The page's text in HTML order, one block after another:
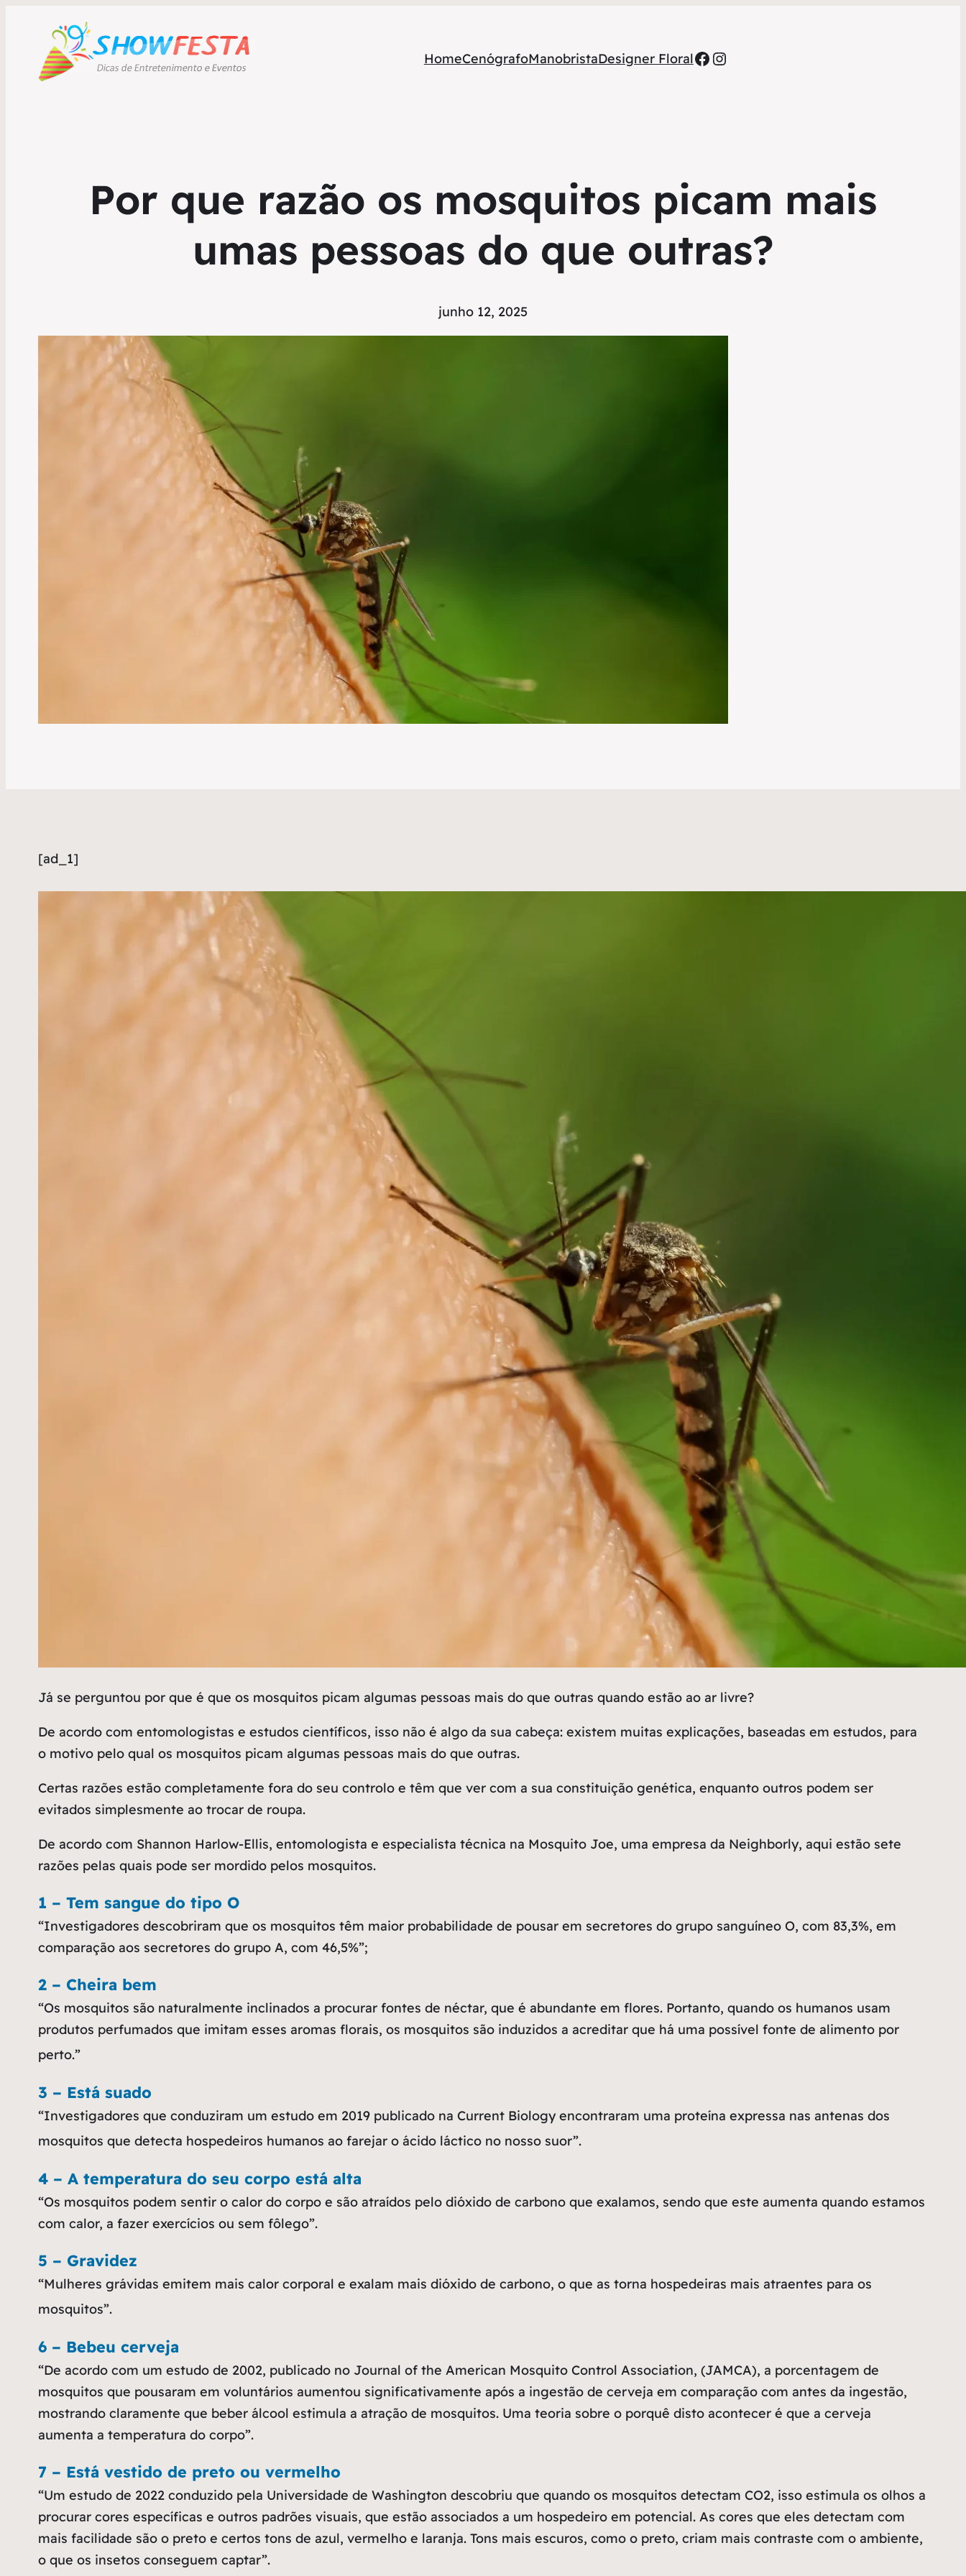
HomeCenógrafoManobristaDesigner FloralFacebook
Instagram
Por que razão os mosquitos picam mais
umas pessoas do que outras?
junho 12, 2025
[ad_1]
Já se perguntou por que é que os mosquitos picam algumas pessoas mais do que outras quando estão ao ar livre?
De acordo com entomologistas e estudos científicos, isso não é algo da sua cabeça: existem muitas explicações, baseadas em estudos, para
o motivo pelo qual os mosquitos picam algumas pessoas mais do que outras.
Certas razões estão completamente fora do seu controlo e têm que ver com a sua constituição genética, enquanto outros podem ser
evitados simplesmente ao trocar de roupa.
De acordo com Shannon Harlow-Ellis, entomologista e especialista técnica na Mosquito Joe, uma empresa da Neighborly, aqui estão sete
razões pelas quais pode ser mordido pelos mosquitos.
1 – Tem sangue do tipo O
“Investigadores descobriram que os mosquitos têm maior probabilidade de pousar em secretores do grupo sanguíneo O, com 83,3%, em
comparação aos secretores do grupo A, com 46,5%”;
2 – Cheira bem
“Os mosquitos são naturalmente inclinados a procurar fontes de néctar, que é abundante em flores. Portanto, quando os humanos usam
produtos perfumados que imitam esses aromas florais, os mosquitos são induzidos a acreditar que há uma possível fonte de alimento por
perto.”
3 – Está suado
“Investigadores que conduziram um estudo em 2019 publicado na Current Biology encontraram uma proteína expressa nas antenas dos
mosquitos que detecta hospedeiros humanos ao farejar o ácido láctico no nosso suor”.
4 – A temperatura do seu corpo está alta
“Os mosquitos podem sentir o calor do corpo e são atraídos pelo dióxido de carbono que exalamos, sendo que este aumenta quando estamos
com calor, a fazer exercícios ou sem fôlego”.
5 – Gravidez
“Mulheres grávidas emitem mais calor corporal e exalam mais dióxido de carbono, o que as torna hospedeiras mais atraentes para os
mosquitos”.
6 – Bebeu cerveja
“De acordo com um estudo de 2002, publicado no Journal of the American Mosquito Control Association, (JAMCA), a porcentagem de
mosquitos que pousaram em voluntários aumentou significativamente após a ingestão de cerveja em comparação com antes da ingestão,
mostrando claramente que beber álcool estimula a atração de mosquitos. Uma teoria sobre o porquê disto acontecer é que a cerveja
aumenta a temperatura do corpo”.
7 – Está vestido de preto ou vermelho
“Um estudo de 2022 conduzido pela Universidade de Washington descobriu que quando os mosquitos detectam CO2, isso estimula os olhos a
procurar cores específicas e outros padrões visuais, que estão associados a um hospedeiro em potencial. As cores que eles detectam com
mais facilidade são o preto e certos tons de azul, vermelho e laranja. Tons mais escuros, como o preto, criam mais contraste com o ambiente,
o que os insetos conseguem captar”.